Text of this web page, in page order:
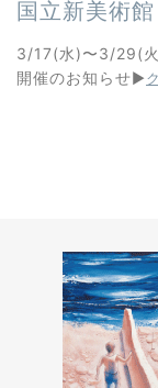
国立新美術
3/17(水)〜3/29(
開催のお知らせ▶︎